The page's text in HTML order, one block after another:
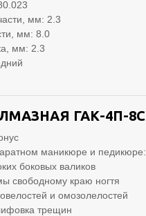
мм: 2.3
мм: 8.0
мм: 2.3
ГАК-4П-8С
маникюре и педикюре:
боковых валиков
свободному краю ногтя
и омозолелостей
трещин